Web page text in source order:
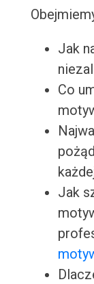
Jak
Co
Jak